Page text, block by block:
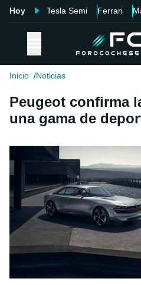
Hoy Tesla Semi Ferrari
Inicio Noticias
Peugeot confirma
una gama de